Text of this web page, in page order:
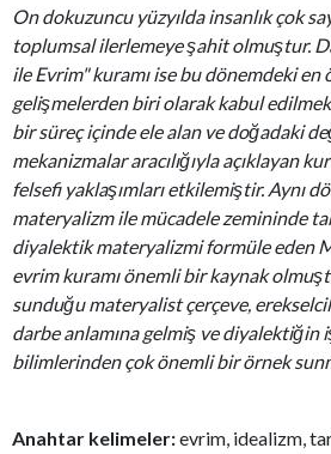
On dokuzuncu yüzyılda insanlık çok
toplumsal ilerlemeye şahit olmuştur.
ile Evrim" kuramı ise bu dönemdeki en
gelişmelerden biri olarak kabul
bir süreç içinde ele alan ve doğadaki
mekanizmalar aracılığıyla açıklayan
felsefi yaklaşımları etkilemiştir. Aynı
materyalizm ile mücadele zemininde
diyalektik materyalizmi formüle eden
evrim kuramı önemli bir kaynak
sunduğu materyalist çerçeve,
darbe anlamına gelmiş ve diyalektiğin
bilimlerinden çok önemli bir örnek
Anahtar kelimeler:evrim, idealizm,